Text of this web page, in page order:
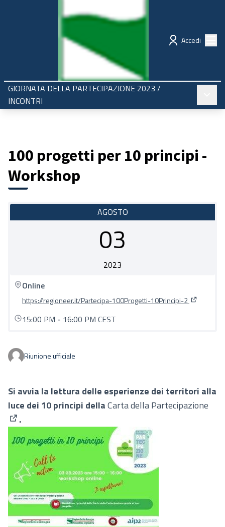
Regione Emilia-Romagna Partecipazione
Accedi
GIORNATA DELLA PARTECIPAZIONE 2023 /
INCONTRI
100 progetti per 10 principi -
Workshop
AGOSTO
03
2023
Online
https://regioneer.it/Partecipa-100Progetti-10Principi-2
15:00 PM - 16:00 PM CEST
Riunione ufficiale
Si avvia la lettura delle esperienze dei territori alla
luce dei 10 principi dellaCarta della Partecipazione
(Apre in una nuova scheda)
.